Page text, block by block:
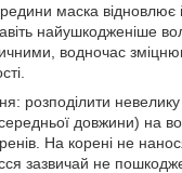
маска
найушкодженіше
водночас
розподілити невелику
довжини) на
На корені не
зазвичай не